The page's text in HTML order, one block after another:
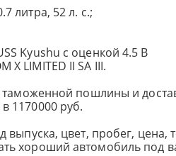
литра, 52 л. с.;
Kyushu с оценкой 4.5 B
X LIMITED II SA III.
таможенной пошлины и
1170000 руб.
выпуска, цвет, пробег, цена,
хороший автомобиль под